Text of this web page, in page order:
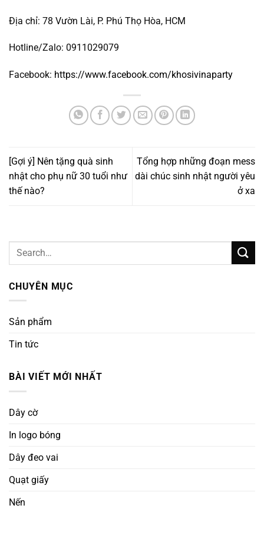
Địa chỉ: 78 Vườn Lài, P. Phú Thọ Hòa, HCM
Hotline/Zalo: 0911029079
Facebook: https://www.facebook.com/khosivinaparty
[Gợi ý] Nên tặng quà sinh
nhật cho phụ nữ 30 tuổi như
thế nào?
Tổng hợp những đoạn mess
dài chúc sinh nhật người yêu
ở xa
CHUYÊN MỤC
Sản phẩm
Tin tức
BÀI VIẾT MỚI NHẤT
Dây cờ
In logo bóng
Dây đeo vai
Quạt giấy
Nến